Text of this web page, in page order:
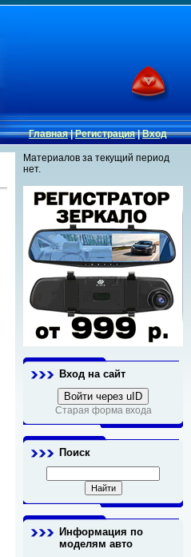
Главная|Регистрация|Вход
Материалов за текущий период
нет.
Вход на сайт
Войти через uID
Старая форма входа
Поиск
Информация по
моделям авто